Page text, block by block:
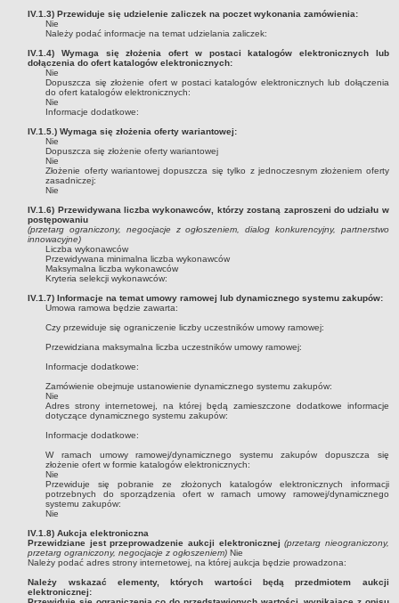
KONTROLE
Kontrole zewnętrzne
WYBORY PREZYDENTA RZECZYPOSPOLITEJ POLSKIEJ-18 MAJ 2025
ARCHIWUM
WYBORY UZUPEŁNIAJĄCE W OKRĘGU WYBORCZYM NR 13
Wybory do Sejmu i Senatu Rzeczypospolitej Polskiej 13.10.2019 r.
WYBORY PREZYDENTA RP 10.05.2020 r.
Narodowy Spis Powszechny Ludności i Mieszkań 2021
Do Parlamentu Europejskiego - 25 maja 2014 r.
WYBORY DO PARLAMENTU EUROPEJSKIEGO 2024
WYBORY SAMORZĄDOWE 2024
WYBORY DO SEJMU RZECZYPOSPOLITEJ POLSKIEJ I DO SENATU
RZECZYPOSPOLITEJ POLSKIEJ 15 PAŹDZIERNIK 2023 R.
Referendum Ogólnokrajowe - 15.10.2023 r.
WYBORY UZUPEŁNIAJĄCE ŁAWNIKÓW NA KADENCJĘ 2023-2027
IV.1.3) Przewiduje się udzielenie zaliczek na poczet wykonania zamówienia:
Nie
Należy podać informacje na temat udzielania zaliczek:
IV.1.4) Wymaga się złożenia ofert w postaci katalogów elektronicznych lub
dołączenia do ofert katalogów elektronicznych:
Nie
Dopuszcza się złożenie ofert w postaci katalogów elektronicznych lub dołączenia
do ofert katalogów elektronicznych:
Nie
Informacje dodatkowe:
IV.1.5.) Wymaga się złożenia oferty wariantowej:
Nie
Dopuszcza się złożenie oferty wariantowej
Nie
Złożenie oferty wariantowej dopuszcza się tylko z jednoczesnym złożeniem oferty
zasadniczej:
Nie
IV.1.6) Przewidywana liczba wykonawców, którzy zostaną zaproszeni do udziału w
postępowaniu
(przetarg ograniczony, negocjacje z ogłoszeniem, dialog konkurencyjny, partnerstwo
innowacyjne)
Liczba wykonawców
Przewidywana minimalna liczba wykonawców
Maksymalna liczba wykonawców
Kryteria selekcji wykonawców:
IV.1.7) Informacje na temat umowy ramowej lub dynamicznego systemu zakupów:
Umowa ramowa będzie zawarta:
Czy przewiduje się ograniczenie liczby uczestników umowy ramowej:
Przewidziana maksymalna liczba uczestników umowy ramowej:
Informacje dodatkowe:
Zamówienie obejmuje ustanowienie dynamicznego systemu zakupów:
Nie
Adres strony internetowej, na której będą zamieszczone dodatkowe informacje
dotyczące dynamicznego systemu zakupów:
Informacje dodatkowe:
W ramach umowy ramowej/dynamicznego systemu zakupów dopuszcza się
złożenie ofert w formie katalogów elektronicznych:
Nie
Przewiduje się pobranie ze złożonych katalogów elektronicznych informacji
potrzebnych do sporządzenia ofert w ramach umowy ramowej/dynamicznego
systemu zakupów:
Nie
IV.1.8) Aukcja elektroniczna
Przewidziane jest przeprowadzenie aukcji elektronicznej(przetarg nieograniczony,
przetarg ograniczony, negocjacje z ogłoszeniem)Nie
Należy podać adres strony internetowej, na której aukcja będzie prowadzona:
Należy wskazać elementy, których wartości będą przedmiotem aukcji
elektronicznej: